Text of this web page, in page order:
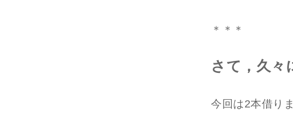
＊＊＊
さて，久々
今回は2本借り